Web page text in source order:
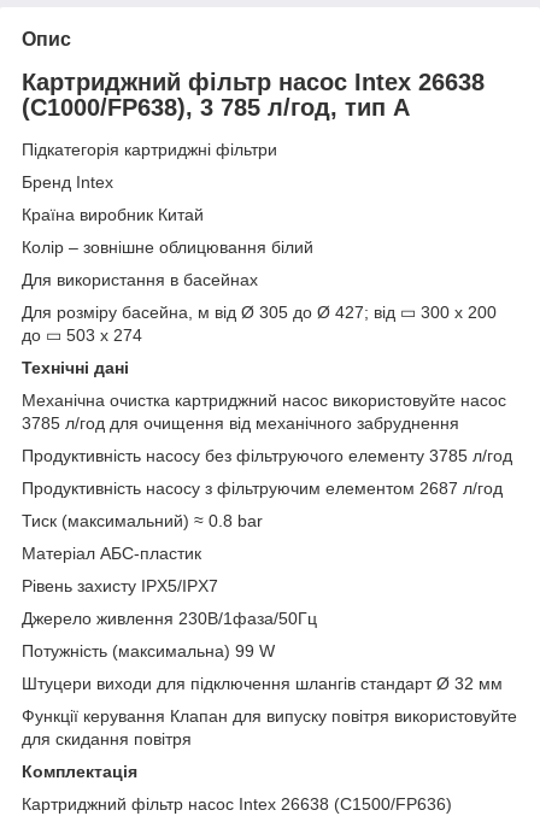
Опис
Картриджний фільтр насос Intex 26638
(C1000/FP638), 3 785 л/год, тип А
Підкатегорія картриджні фільтри
Бренд Intex
Країна виробник Китай
Колір – зовнішне облицювання білий
Для використання в басейнах
Для розміру басейна, м від Ø 305 до Ø 427; від ▭ 300 х 200
до ▭ 503 х 274
Технічні дані
Механічна очистка картриджний насос використовуйте насос
3785 л/год для очищення від механічного забруднення
Продуктивність насосу без фільтруючого елементу 3785 л/год
Продуктивність насосу з фільтруючим елементом 2687 л/год
Тиск (максимальний) ≈ 0.8 bar
Матеріал АБС-пластик
Рівень захисту IPX5/IPX7
Джерело живлення 230В/1фаза/50Гц
Потужність (максимальна) 99 W
Штуцери виходи для підключення шлангів стандарт Ø 32 мм
Функції керування Клапан для випуску повітря використовуйте
для скидання повітря
Комплектація
Картриджний фільтр насос Intex 26638 (C1500/FP636)